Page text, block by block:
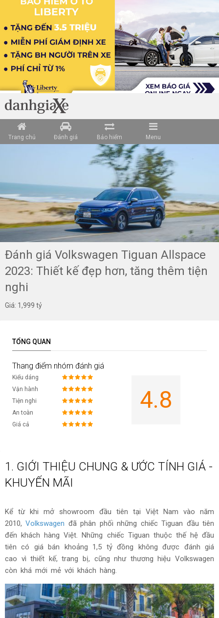
Trang chủ Đánh giá Bảo hiểm Menu
Đánh giá Volkswagen Tiguan Allspace
2023: Thiết kế đẹp hơn, tăng thêm tiện
nghi
Giá: 1,999 tỷ
TỔNG QUAN
Thang điểm nhóm đánh giá
Kiểu dáng
Vận hành
Tiện nghi
An toàn
Giá cả
4.8
1. GIỚI THIỆU CHUNG & ƯỚC TÍNH GIÁ -
KHUYẾN MÃI
Kể từ khi mở showroom đầu tiên tại Việt Nam vào năm
2010,Volkswagen đã phân phối những chiếc Tiguan đầu tiên
đến khách hàng Việt. Những chiếc Tiguan thuộc thế hệ đầu
tiên có giá bán khoảng 1,5 tỷ đồng không được đánh giá
cao vì thiết kế, trang bị, cũng như thương hiệu Volkswagen
còn khá mới mẻ với khách hàng.
Loading data ...